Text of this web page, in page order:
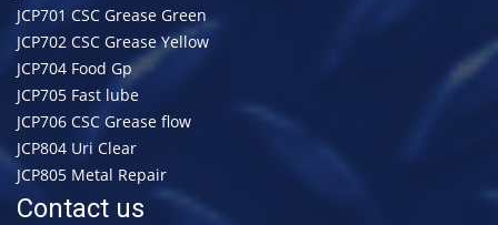
JCP701 CSC Grease Green
JCP702 CSC Grease Yellow
JCP704 Food Gp
JCP705 Fast lube
JCP706 CSC Grease flow
JCP804 Uri Clear
JCP805 Metal Repair
Contact us